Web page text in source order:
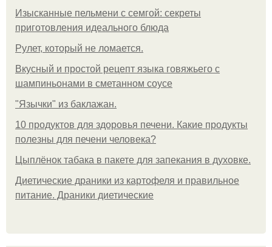
Изысканные пельмени с семгой: секреты
приготовления идеального блюда
Рулет, который не ломается.
Вкусный и простой рецепт языка говяжьего с
шампиньонами в сметанном соусе
"Язычки" из баклажан.
10 продуктов для здоровья печени. Какие продукты
полезны для печени человека?
Цыплёнок табака в пакете для запекания в духовке.
Диетические драники из картофеля и правильное
питание. Драники диетические